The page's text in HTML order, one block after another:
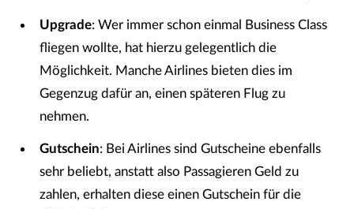
Upgrade: Wer immer schon einmal Business Class
fliegen wollte, hat hierzu gelegentlich die
Möglichkeit. Manche Airlines bieten dies im
Gegenzug dafür an, einen späteren Flug zu
nehmen.
Gutschein: Bei Airlines sind Gutscheine ebenfalls
sehr beliebt, anstatt also Passagieren Geld zu
zahlen, erhalten diese einen Gutschein für die